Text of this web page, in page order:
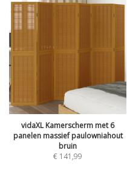
vidaXL Kamerscherm met 6
panelen massief paulowniahout
bruin
€ 141,99